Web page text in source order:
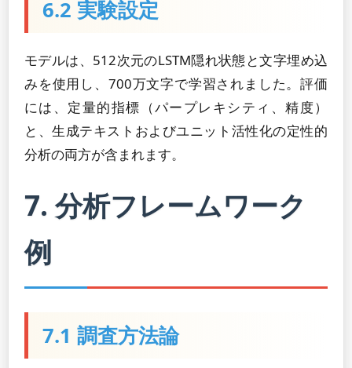
6.2 実験設定
モデルは、512次元のLSTM隠れ状態と文字埋め込
みを使用し、700万文字で学習されました。評価
には、定量的指標（パープレキシティ、精度）
と、生成テキストおよびユニット活性化の定性的
分析の両方が含まれます。
7. 分析フレームワーク
例
7.1 調査方法論